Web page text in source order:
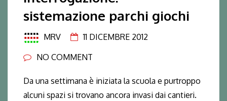
sistemazione parchi giochi
MRV
11 DICEMBRE 2012
NO COMMENT
Da una settimana è iniziata la scuola e purtroppo
alcuni spazi si trovano ancora invasi dai cantieri.